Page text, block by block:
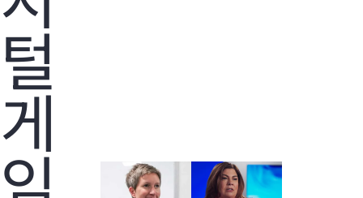
털
게